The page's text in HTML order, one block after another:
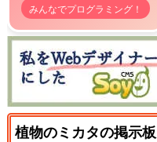
みんなでプログラミング！
植物のミカタの掲示板